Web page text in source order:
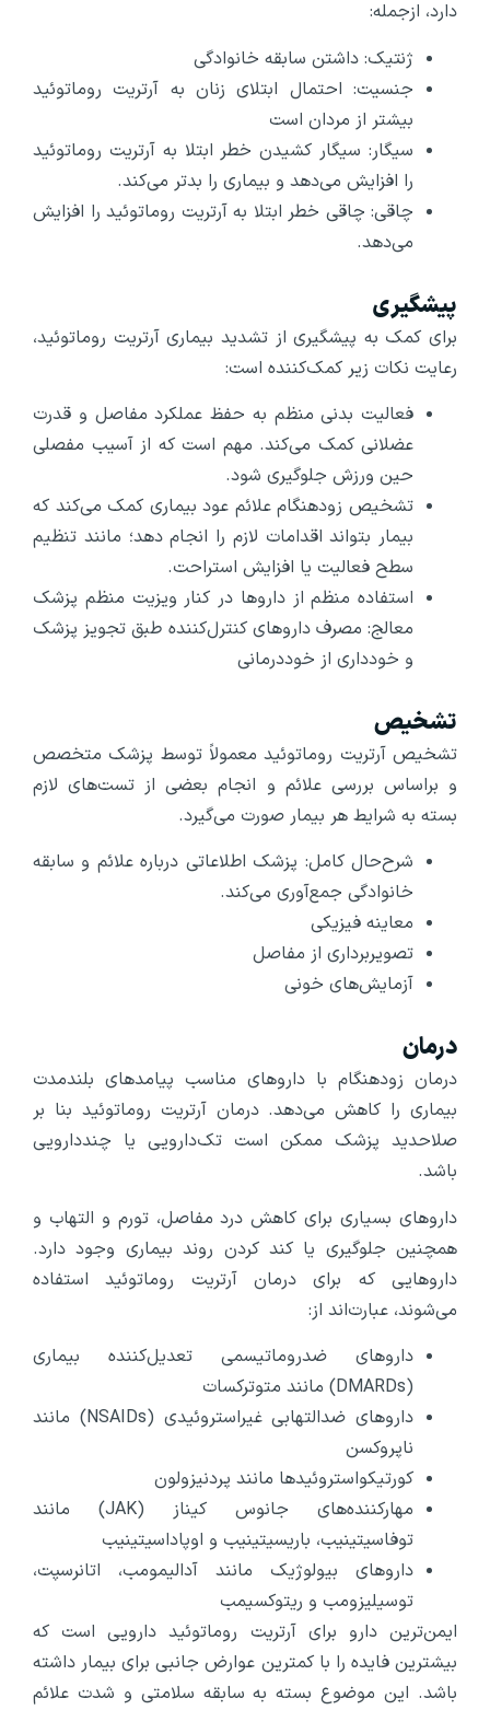
دارد، ازجمله:
ژنتیک: داشتن سابقه خانوادگی
جنسیت: احتمال ابتلای زنان به آرتریت روماتوئید
بیشتر از مردان است
سیگار: سیگار کشیدن خطر ابتلا به آرتریت روماتوئید
را افزایش می‌دهد و بیماری را بدتر می‌کند.
چاقی: چاقی خطر ابتلا به آرتریت روماتوئید را افزایش
می‌دهد.
پیشگیری
برای کمک به پیشگیری از تشدید بیماری آرتریت روماتوئید،
رعایت نکات زیر کمک‌کننده است:
فعالیت بدنی منظم به حفظ عملکرد مفاصل و قدرت
عضلانی کمک می‌کند. مهم است که از آسیب مفصلی
حین ورزش جلوگیری شود.
تشخیص زودهنگام علائم عود بیماری کمک می‌کند که
بیمار بتواند اقدامات لازم را انجام دهد؛ مانند تنظیم
سطح فعالیت یا افزایش استراحت.
استفاده منظم از داروها در کنار ویزیت منظم پزشک
معالج: مصرف داروهای کنترل‌کننده طبق تجویز پزشک
و خودداری از خوددرمانی
تشخیص
تشخیص آرتریت روماتوئید معمولاً توسط پزشک متخصص
و براساس بررسی علائم و انجام بعضی از تست‌های لازم
بسته به شرایط هر بیمار صورت می‌گیرد.
شرح‌حال کامل: پزشک اطلاعاتی درباره علائم و سابقه
خانوادگی جمع‌آوری می‌کند.
معاینه فیزیکی
تصویربرداری از مفاصل
آزمایش‌های خونی
درمان
درمان زودهنگام با داروهای مناسب پیامدهای بلندمدت
بیماری را کاهش می‌دهد. درمان آرتریت روماتوئید بنا بر
صلاحدید پزشک ممکن است تک‌دارویی یا چنددارویی
باشد.
داروهای بسیاری برای کاهش درد مفاصل، تورم و التهاب و
همچنین جلوگیری یا کند کردن روند بیماری وجود دارد.
داروهایی که برای درمان آرتریت روماتوئید استفاده
می‌شوند، عبارت‌اند از:
داروهای ضدروماتیسمی تعدیل‌کننده بیماری
داروهای ضدالتهابی غیراستروئیدی (NSAIDs) مانند
ناپروکسن
کورتیکواستروئیدها مانند پردنیزولون
مهارکننده‌های جانوس کیناز (JAK) مانند
توفاسیتینیب، باریسیتینیب و اوپاداسیتینیب
داروهای بیولوژیک مانند آدالیمومب، اتانرسپت،
توسیلیزومب و ریتوکسیمب
ایمن‌ترین دارو برای آرتریت روماتوئید دارویی است که
بیشترین فایده را با کمترین عوارض جانبی برای بیمار داشته
باشد. این موضوع بسته به سابقه سلامتی و شدت علائم